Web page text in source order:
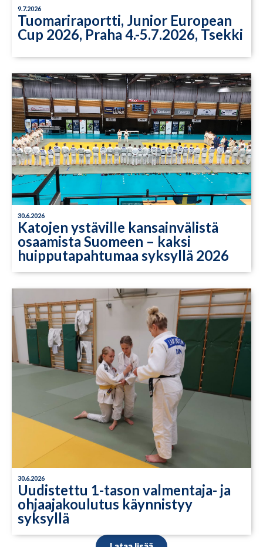
9.7.2026
Tuomariraportti, Junior European
Cup 2026, Praha 4.-5.7.2026, Tsekki
30.6.2026
Katojen ystäville kansainvälistä
osaamista Suomeen – kaksi
huipputapahtumaa syksyllä 2026
30.6.2026
Uudistettu 1-tason valmentaja- ja
ohjaajakoulutus käynnistyy
syksyllä